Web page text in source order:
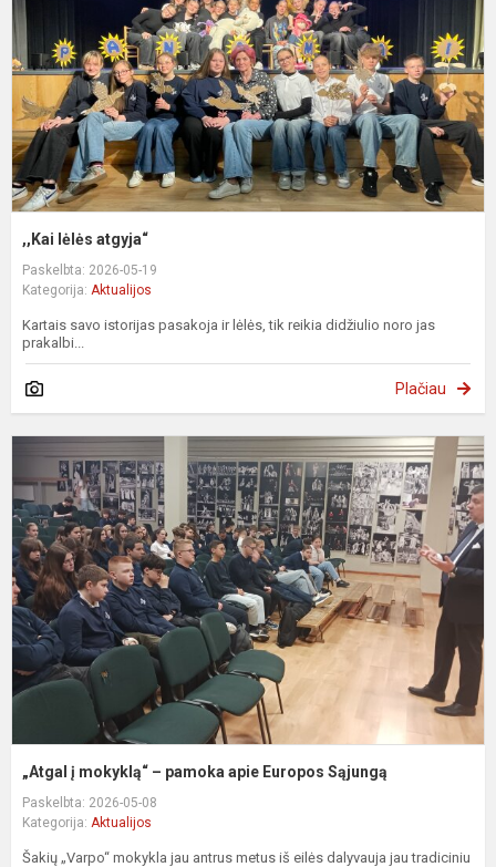
,,Kai lėlės atgyja“
Paskelbta: 2026-05-19
Kategorija: Aktualijos
Kartais savo istorijas pasakoja ir lėlės, tik reikia didžiulio noro jas
prakalbi...
Plačiau
„Atgal į mokyklą“ – pamoka apie Europos Sąjungą
Paskelbta: 2026-05-08
Kategorija: Aktualijos
Šakių „Varpo“ mokykla jau antrus metus iš eilės dalyvauja jau tradiciniu